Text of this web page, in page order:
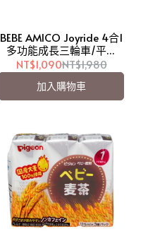
BEBE AMICO Joyride 4合1
多功能成長三輪車/平衡
車/滑步車【愛吾兒】
NT$1,090NT$1,980
加入購物車